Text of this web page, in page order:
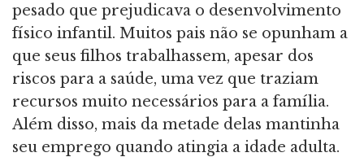
pesado que prejudicava o desenvolvimento
físico infantil. Muitos pais não se opunham a
que seus filhos trabalhassem, apesar dos
riscos para a saúde, uma vez que traziam
recursos muito necessários para a família.
Além disso, mais da metade delas mantinha
seu emprego quando atingia a idade adulta.